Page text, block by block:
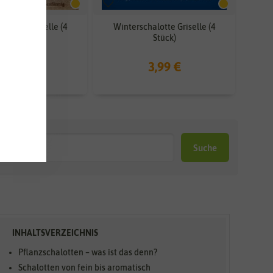
Griselle (4
Winterschalotte Griselle (4
Stück)
3,99 €
Suche
Pflanzschalotten – was ist das denn?
Schalotten von fein bis aromatisch